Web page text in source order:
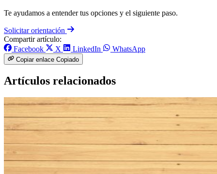
Te ayudamos a entender tus opciones y el siguiente paso.
Solicitar orientación
Compartir artículo:
Facebook
X LinkedIn WhatsApp
Copiar enlace Copiado
Artículos relacionados